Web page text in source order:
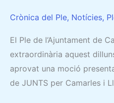
Crònica del Ple, Notícies,
El Ple de l’Ajuntament de
extraordinària aquest
aprovat una moció
de JUNTS per Camarles i